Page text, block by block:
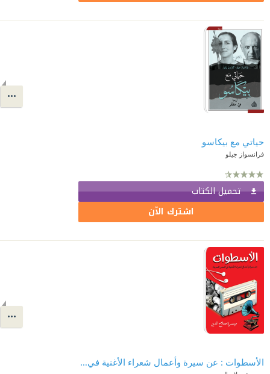
حياتي مع بيكاسو
فرانسواز جيلو
تحميل الكتاب
اشترك الآن
الأسطوات : عن سيرة وأعمال شعراء الأغنية في العصر الحديث